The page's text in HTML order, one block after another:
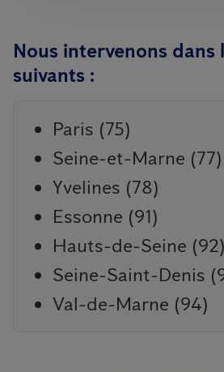
Nous intervenons dans
suivants :
Paris (75)
Seine-et-Marne (77)
Yvelines (78)
Essonne (91)
Hauts-de-Seine (92)
Seine-Saint-Denis
Val-de-Marne (94)